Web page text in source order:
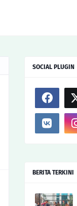
SOCIAL PLUGIN
BERITA TERKINI